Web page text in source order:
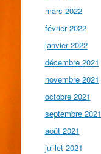
mars 2022
février 2022
janvier 2022
décembre 2021
novembre 2021
octobre 2021
septembre 2021
août 2021
juillet 2021